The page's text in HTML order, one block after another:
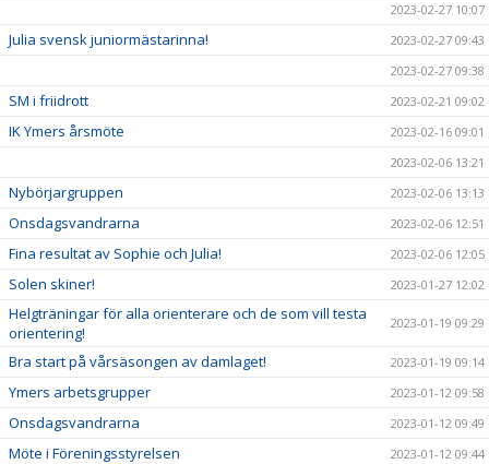
2023-02-27 10:07
Julia svensk juniormästarinna!
2023-02-27 09:43
2023-02-27 09:38
SM i friidrott 2023-02-21 09:02
IK Ymers årsmöte
2023-02-16 09:01
2023-02-06 13:21
Nybörjargruppen 2023-02-06 13:13
Onsdagsvandrarna 2023-02-06 12:51
Fina resultat av Sophie och Julia! 2023-02-06 12:05
Solen skiner! 2023-01-27 12:02
Helgträningar för alla orienterare och de som vill testa
orientering!
2023-01-19 09:29
Bra start på vårsäsongen av damlaget! 2023-01-19 09:14
Ymers arbetsgrupper 2023-01-12 09:58
Onsdagsvandrarna 2023-01-12 09:49
Möte i Föreningsstyrelsen 2023-01-12 09:44